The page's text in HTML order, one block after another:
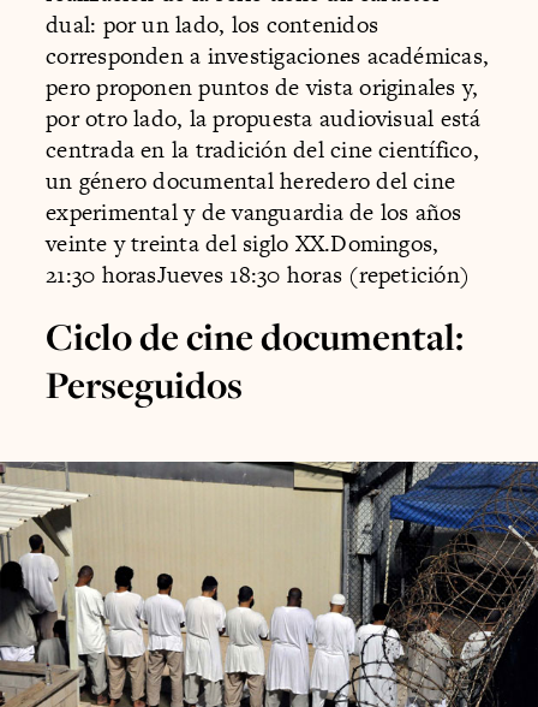
dual: por un lado, los contenidos
corresponden a investigaciones académicas,
pero proponen puntos de vista originales y,
por otro lado, la propuesta audiovisual está
centrada en la tradición del cine científico,
un género documental heredero del cine
experimental y de vanguardia de los años
veinte y treinta del siglo XX.Domingos,
21:30 horasJueves 18:30 horas (repetición)
Ciclo de cine documental:
Perseguidos